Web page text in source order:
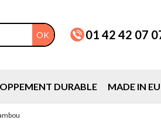
OK 01 42 42 07
DURABLE MADE IN